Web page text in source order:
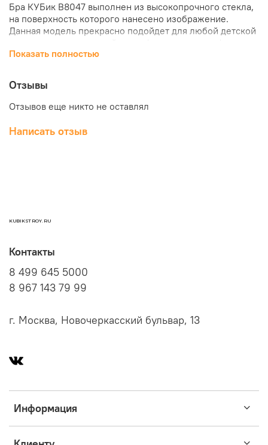
Бра КУБик B8047 выполнен из высокопрочного стекла,
на поверхность которого нанесено изображение.
Данная модель прекрасно подойдет для любой детской
Такая бра непременно станет отличным дополнением
КУБик B8047, а также посмотреть другие модели в
нашем интернет-магазине КубикСтрой.
Показать полностью
Отзывы
Отзывов еще никто не оставлял
Написать отзыв
KUBIKSTROY.RU
Информация
Контакты
8 499 645 5000
8 967 143 79 99
г. Москва, Новочеркасский бульвар, 13